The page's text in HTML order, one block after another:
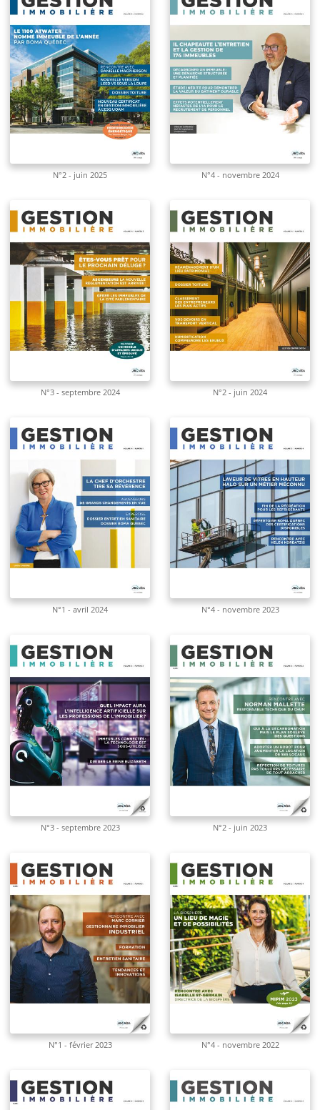
N°2 - juin 2025 N°4 - novembre 2024
N°3 - septembre 2024 N°2 - juin 2024
N°1 - avril 2024 N°4 - novembre 2023
N°3 - septembre 2023 N°2 - juin 2023
N°1 - février 2023 N°4 - novembre 2022